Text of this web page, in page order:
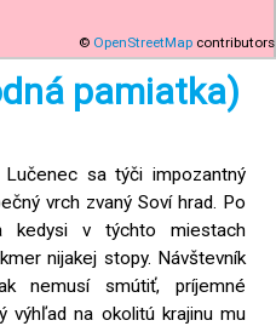
© OpenStreetMap contributors
pamiatka)
sa týči impozantný
vrch zvaný Soví hrad. Po
kedysi v týchto miestach
nijakej stopy. Návštevník
nemusí smútiť, príjemné
výhľad na okolitú krajinu mu